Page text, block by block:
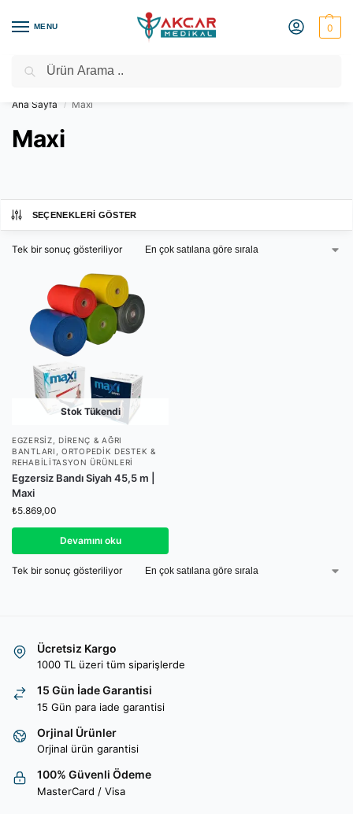
MENU 0
Medikal Market – Medikal Ürünler
Ana Sayfa / Maxi
Maxi
SEÇENEKLERI GÖSTER
Tek bir sonuç gösteriliyor
Stok Tükendi
EGZERSIZ, DIRENÇ & AĞRI
BANTLARI
,ORTOPEDIK DESTEK &
REHABILITASYON ÜRÜNLERI
Egzersiz Bandı Siyah 45,5 m |
Maxi
₺5.869,00
Devamını oku
Tek bir sonuç gösteriliyor
Ücretsiz Kargo
1000 TL üzeri tüm siparişlerde
15 Gün İade Garantisi
15 Gün para iade garantisi
Orjinal Ürünler
Orjinal ürün garantisi
100% Güvenli Ödeme
MasterCard / Visa